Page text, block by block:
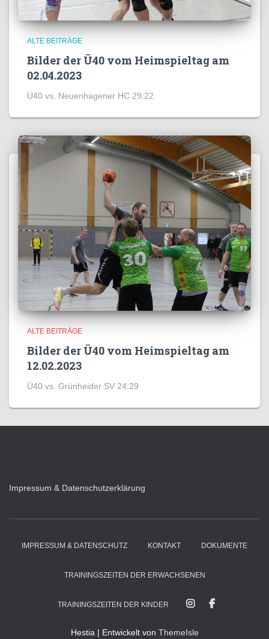
ALTE BEITRÄGE
Bilder der Ü40 vom Heimspieltag am
02.04.2023
Ü40 vs. Neuenhagener HC 29:22
ALTE BEITRÄGE
Bilder der Ü40 vom Heimspieltag am
12.02.2023
Ü40 vs. Grünheider SV 24:29
Impressum & Datenschutzerklärung
IMPRESSUM & DATENSCHUTZ KONTAKT DOKUMENTE
TRAININGSZEITEN DER ERWACHSENEN
TRAININGSZEITEN DER KINDER
Hestia | Entwickelt von ThemeIsle